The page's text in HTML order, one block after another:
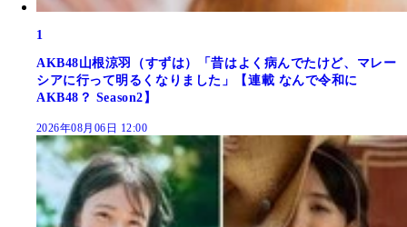
1
AKB48山根涼羽（すずは）「昔はよく病んでたけど、マレー
シアに行って明るくなりました」【連載 なんで令和に
AKB48？ Season2】
2026年08月06日 12:00